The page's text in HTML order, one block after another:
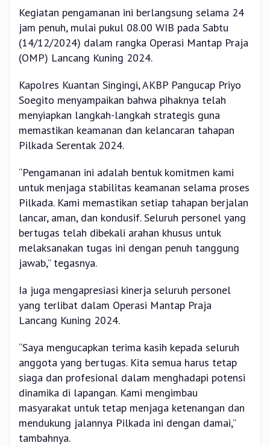
Kegiatan pengamanan ini berlangsung selama 24
jam penuh, mulai pukul 08.00 WIB pada Sabtu
(14/12/2024) dalam rangka Operasi Mantap Praja
(OMP) Lancang Kuning 2024.
Kapolres Kuantan Singingi, AKBP Pangucap Priyo
Soegito menyampaikan bahwa pihaknya telah
menyiapkan langkah-langkah strategis guna
memastikan keamanan dan kelancaran tahapan
Pilkada Serentak 2024.
“Pengamanan ini adalah bentuk komitmen kami
untuk menjaga stabilitas keamanan selama proses
Pilkada. Kami memastikan setiap tahapan berjalan
lancar, aman, dan kondusif. Seluruh personel yang
bertugas telah dibekali arahan khusus untuk
melaksanakan tugas ini dengan penuh tanggung
jawab,” tegasnya.
Ia juga mengapresiasi kinerja seluruh personel
yang terlibat dalam Operasi Mantap Praja
Lancang Kuning 2024.
“Saya mengucapkan terima kasih kepada seluruh
anggota yang bertugas. Kita semua harus tetap
siaga dan profesional dalam menghadapi potensi
dinamika di lapangan. Kami mengimbau
masyarakat untuk tetap menjaga ketenangan dan
mendukung jalannya Pilkada ini dengan damai,”
tambahnya.